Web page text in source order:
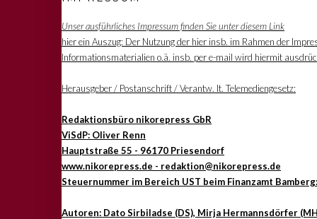
Unser ausführliches Impressum finden Sie unter diesem Link
hier ein Auszug: Der Nutzung der hier insb. im Rahmen der
Informationsmaterialien o.ä. insb. per e-mail wird hiermit
Herausgeber / Postanschrift / Verantw. lt. Telemediengesetz:
Redaktionsbüro nikorepress GbR
ViSdP: Oliver Renn
Hauptstraße 55 - 96170 Priesendorf
www.nikorepress.de - redaktion@nikorepress.de
Steuernummer im Bereich UST beim Finanzamt
Autoren: Dato Sirbiladse (DS), Mirja Hermannsdörfer